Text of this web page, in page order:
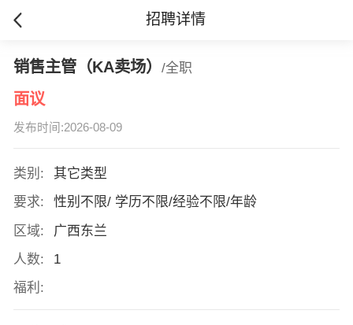
招聘详情
销售主管（KA卖场） /全职
面议
发布时间:2026-08-09
类别:
其它类型
要求:
性别不限/ 学历不限/经验不限/年龄
区域:
广西东兰
人数:
1
福利: